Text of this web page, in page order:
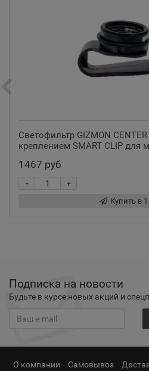
Светофильтр GIZMON CENTER
креплением SMART CLIP для
1467 руб
+
-
Купить в
Подписка на новости
Будьте в курсе новых акций и
О компании Самовывоз